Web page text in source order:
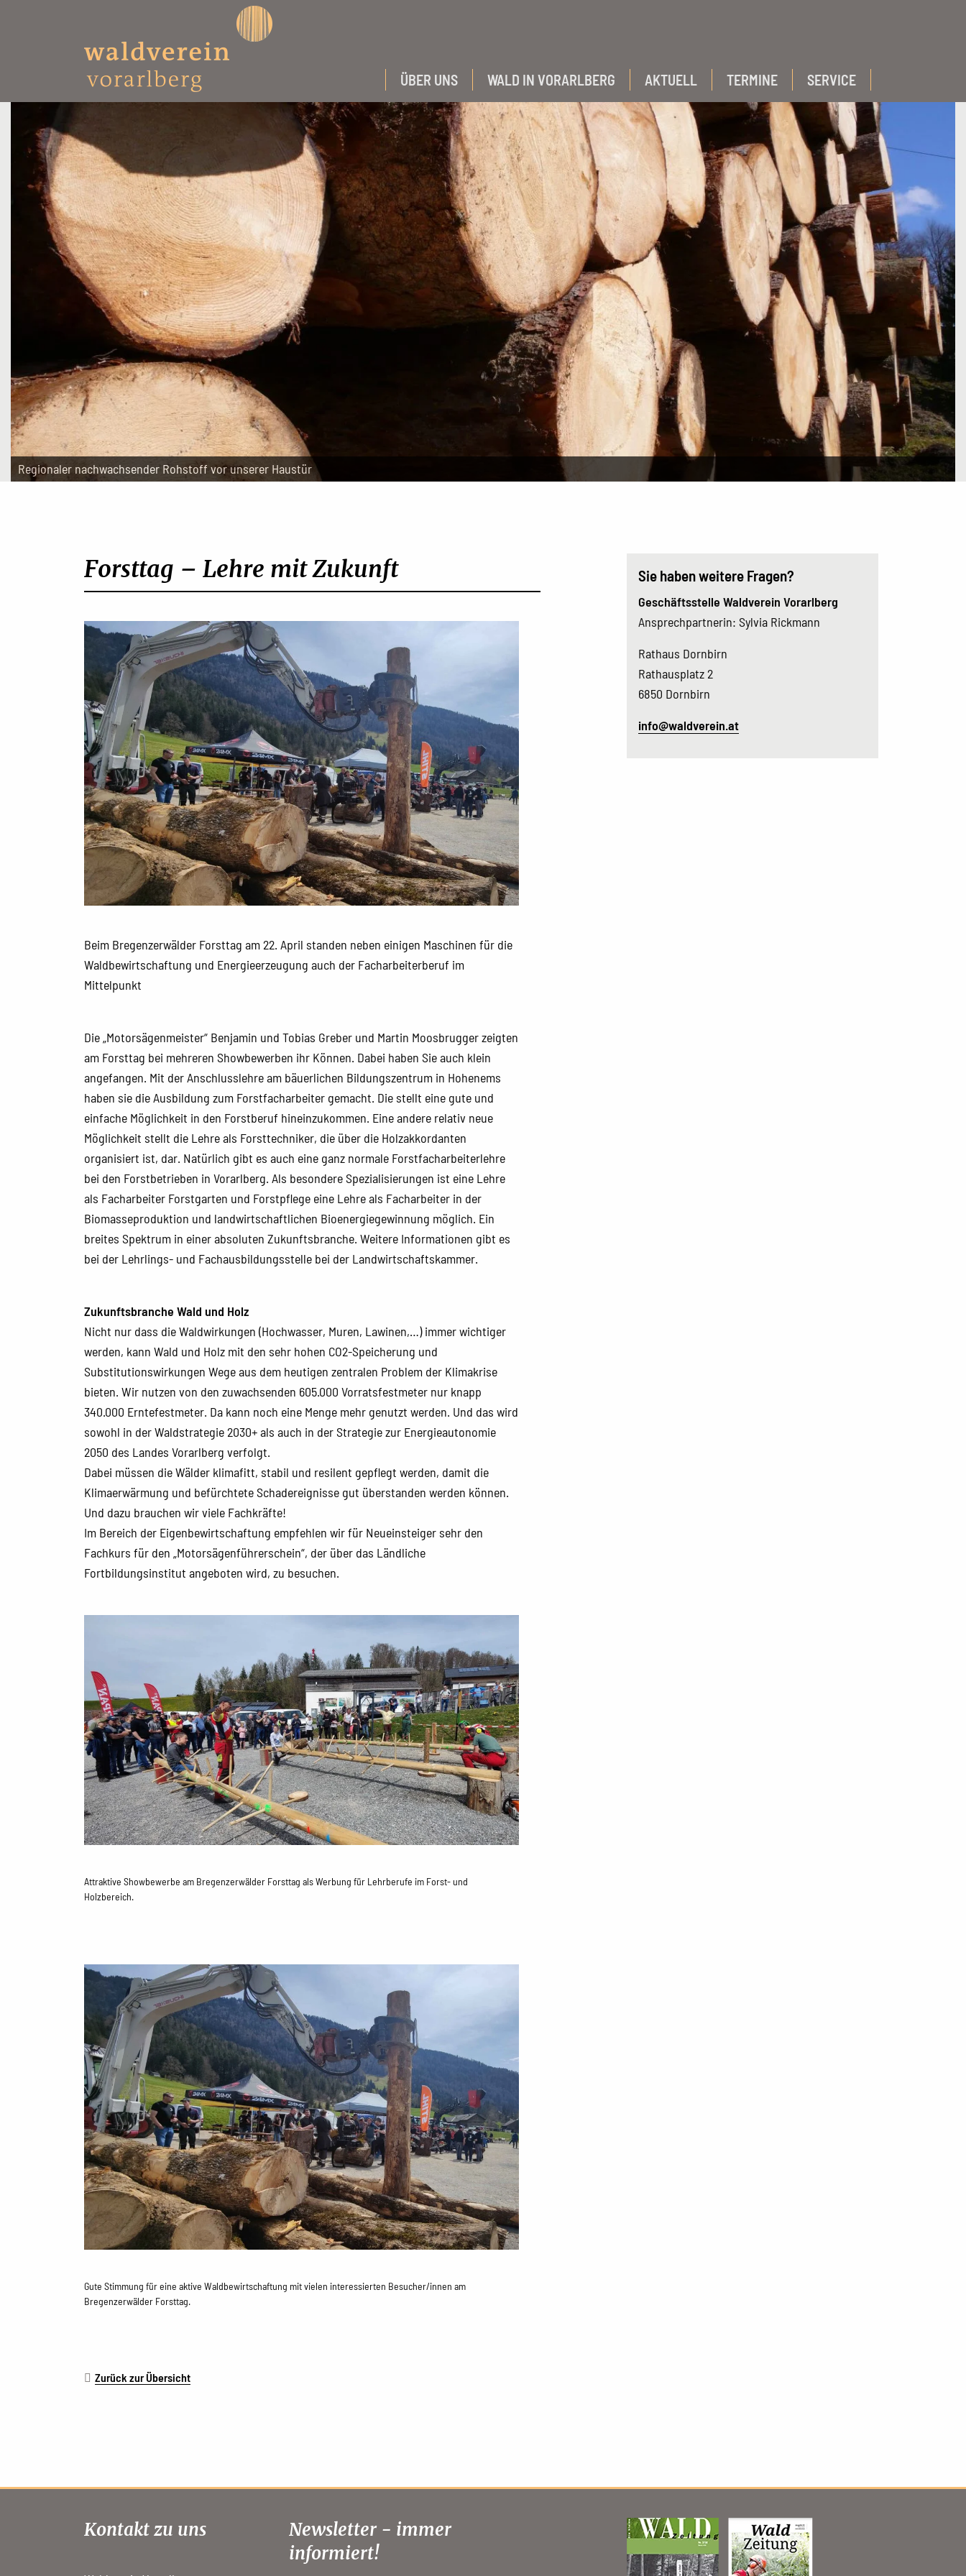
ÜBER UNS WALD IN VORARLBERG AKTUELL TERMINE SERVICE
Regionaler nachwachsender Rohstoff vor unserer Haustür
Forsttag – Lehre mit Zukunft
Beim Bregenzerwälder Forsttag am 22. April standen neben einigen Maschinen für die
Waldbewirtschaftung und Energieerzeugung auch der Facharbeiterberuf im
Mittelpunkt
Die „Motorsägenmeister“ Benjamin und Tobias Greber und Martin Moosbrugger zeigten
am Forsttag bei mehreren Showbewerben ihr Können. Dabei haben Sie auch klein
angefangen. Mit der Anschlusslehre am bäuerlichen Bildungszentrum in Hohenems
haben sie die Ausbildung zum Forstfacharbeiter gemacht. Die stellt eine gute und
einfache Möglichkeit in den Forstberuf hineinzukommen. Eine andere relativ neue
Möglichkeit stellt die Lehre als Forsttechniker, die über die Holzakkordanten
organisiert ist, dar. Natürlich gibt es auch eine ganz normale Forstfacharbeiterlehre
bei den Forstbetrieben in Vorarlberg. Als besondere Spezialisierungen ist eine Lehre
als Facharbeiter Forstgarten und Forstpflege eine Lehre als Facharbeiter in der
Biomasseproduktion und landwirtschaftlichen Bioenergiegewinnung möglich. Ein
breites Spektrum in einer absoluten Zukunftsbranche. Weitere Informationen gibt es
bei der Lehrlings- und Fachausbildungsstelle bei der Landwirtschaftskammer.
Zukunftsbranche Wald und Holz
Nicht nur dass die Waldwirkungen (Hochwasser, Muren, Lawinen,…) immer wichtiger
werden, kann Wald und Holz mit den sehr hohen CO2-Speicherung und
Substitutionswirkungen Wege aus dem heutigen zentralen Problem der Klimakrise
bieten. Wir nutzen von den zuwachsenden 605.000 Vorratsfestmeter nur knapp
340.000 Erntefestmeter. Da kann noch eine Menge mehr genutzt werden. Und das wird
sowohl in der Waldstrategie 2030+ als auch in der Strategie zur Energieautonomie
2050 des Landes Vorarlberg verfolgt.
Dabei müssen die Wälder klimafitt, stabil und resilent gepflegt werden, damit die
Klimaerwärmung und befürchtete Schadereignisse gut überstanden werden können.
Und dazu brauchen wir viele Fachkräfte!
Im Bereich der Eigenbewirtschaftung empfehlen wir für Neueinsteiger sehr den
Fachkurs für den „Motorsägenführerschein“, der über das Ländliche
Fortbildungsinstitut angeboten wird, zu besuchen.
Attraktive Showbewerbe am Bregenzerwälder Forsttag als Werbung für Lehrberufe im Forst- und
Holzbereich.
Gute Stimmung für eine aktive Waldbewirtschaftung mit vielen interessierten Besucher/innen am
Bregenzerwälder Forsttag.
Zurück zur Übersicht
Sie haben weitere Fragen?
Geschäftsstelle Waldverein Vorarlberg
Ansprechpartnerin: Sylvia Rickmann
Rathaus Dornbirn
Rathausplatz 2
6850 Dornbirn
info@waldverein.at
Kontakt zu uns
Newsletter - immer
informiert!